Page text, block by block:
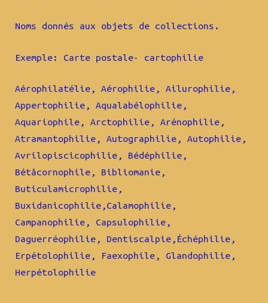
Noms donnés aux objets de collections.
Exemple: Carte postale- cartophilie
Aérophilatélie, Aérophilie, Ailurophilie,
Appertophilie, Aqualabélophilie,
Aquariophile, Arctophilie, Arénophilie,
Atramantophilie, Autographilie, Autophilie,
Avrilopiscicophilie, Bédéphilie,
Bétâcornophile, Bibliomanie,
Buticulamicrophilie,
Buxidanicophilie,Calamophilie,
Campanophilie, Capsulophilie,
Daguerréophilie, Dentiscalpie,Échéphilie,
Erpétolophilie, Faexophile, Glandophilie,
Herpétolophilie